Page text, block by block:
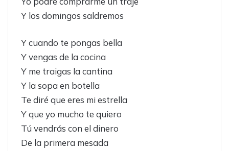
Y los domingos saldremos
Y cuando te pongas bella
Y vengas de la cocina
Y me traigas la cantina
Y la sopa en botella
Te diré que eres mi estrella
Y que yo mucho te quiero
Tú vendrás con el dinero
De la primera mesada